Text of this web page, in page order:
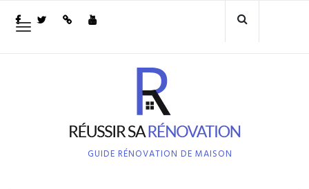
Toggle
GUIDE RÉNOVATION DE MAISON